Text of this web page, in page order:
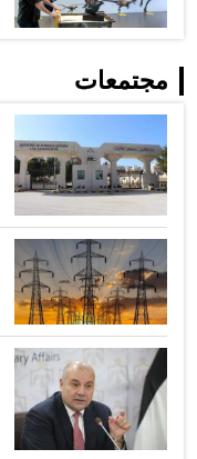
مجتمعات